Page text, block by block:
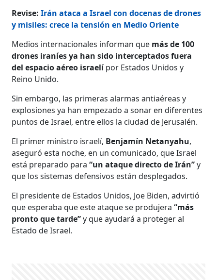
Revise:Irán ataca a Israel con docenas de drones
y misiles: crece la tensión en Medio Oriente
Medios internacionales informan que más de 100
drones iraníes ya han sido interceptados fuera
del espacio aéreo israelípor Estados Unidos y
Reino Unido.
Sin embargo, las primeras alarmas antiaéreas y
explosiones ya han empezado a sonar en diferentes
puntos de Israel, entre ellos la ciudad de Jerusalén.
El primer ministro israelí, Benjamín Netanyahu,
aseguró esta noche, en un comunicado, que Israel
está preparado para“un ataque directo de Irán”y
que los sistemas defensivos están desplegados.
El presidente de Estados Unidos, Joe Biden, advirtió
que esperaba que este ataque se produjera“más
pronto que tarde”y que ayudará a proteger al
Estado de Israel.